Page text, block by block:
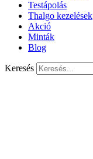
Testápolás
Thalgo kezelések
Akció
Minták
Blog
Keresés